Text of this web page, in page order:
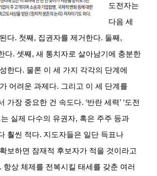
도전자는
다음 세
다. 첫째 , 집권자를 제거한다. 둘째 ,
다.셋째 ,새 통치자로 살아남기에 충분한
한다. 물론 이 세 가지 각각의 단계에
어려운 과제다. 그리고 이 세 단계를
가장 중요한 건 속도다. ‘반란 세력’ ‘도전
실제 다수의 유권자, 혹은 주주 등과
훨씬 적다. 지도자들은 일단 득표나
보하면 잠재적 후보자가 적을 것이라고
. 항상 체제를 전복시킬 태세를 갖춘 여러